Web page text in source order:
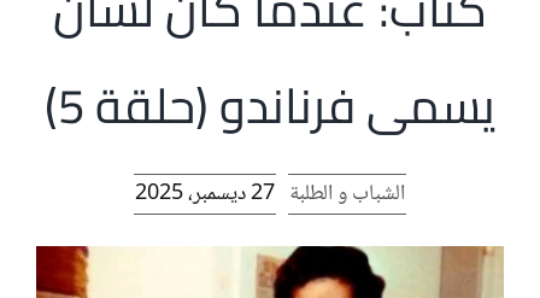
المكتبة
افتتاحية موقع المناضل-ة
يسمى فرناندو (حلقة 5)
الشباب و الطلبة 27 ديسمبر، 2025